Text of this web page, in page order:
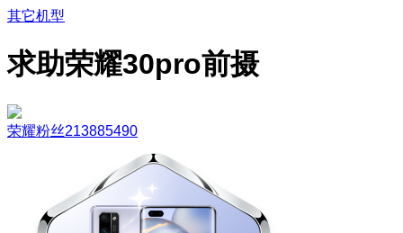
其它机型
求助荣耀30pro前摄
荣耀粉丝213885490